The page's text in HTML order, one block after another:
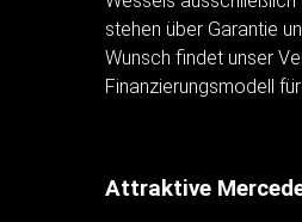
stehen über Garantie
Wunsch findet unser
Finanzierungsmodell
Attraktive